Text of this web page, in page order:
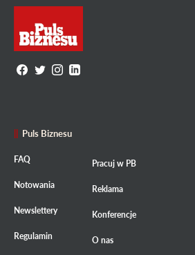
Puls Biznesu
FAQ
Notowania
Newslettery
Regulamin
Pracuj w PB
Reklama
Konferencje
O nas